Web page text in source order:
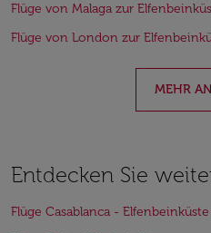
Flüge von Malaga zur
Flüge von London zur
MEHR
Entdecken Sie
Flüge Casablanca - Elfenbeinküste